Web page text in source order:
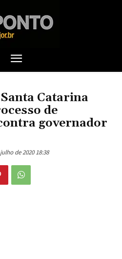
Catarina
de
governador
de 2020 18:38